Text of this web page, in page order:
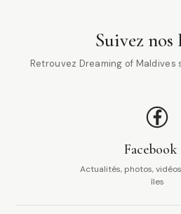
Suivez nos
Retrouvez Dreaming of Maldives
Facebook
Actualités, photos,
îles